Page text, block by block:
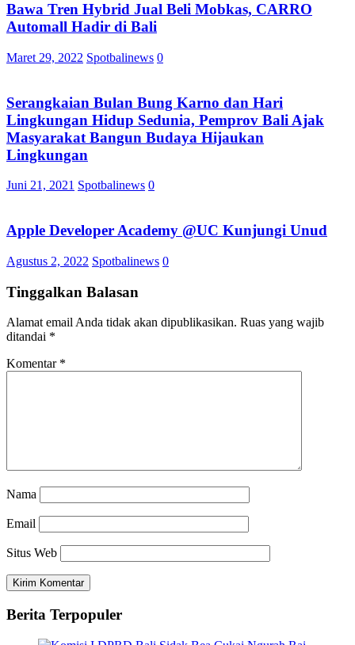
Bawa Tren Hybrid Jual Beli Mobkas, CARRO
Automall Hadir di Bali
Maret 29, 2022 Spotbalinews 0
Serangkaian Bulan Bung Karno dan Hari
Lingkungan Hidup Sedunia, Pemprov Bali Ajak
Masyarakat Bangun Budaya Hijaukan
Lingkungan
Juni 21, 2021 Spotbalinews 0
Apple Developer Academy @UC Kunjungi Unud
Agustus 2, 2022 Spotbalinews 0
Tinggalkan Balasan
Alamat email Anda tidak akan dipublikasikan. Ruas yang wajib
ditandai *
Komentar *
Nama
Email
Situs Web
Berita Terpopuler